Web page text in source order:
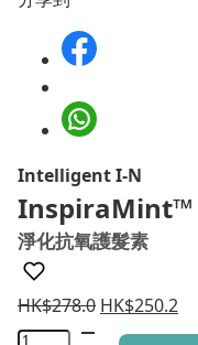
Intelligent I-N
InspiraMint™
淨化抗氧護髮素
HK$278.0 HK$250.2
InspiraMint™